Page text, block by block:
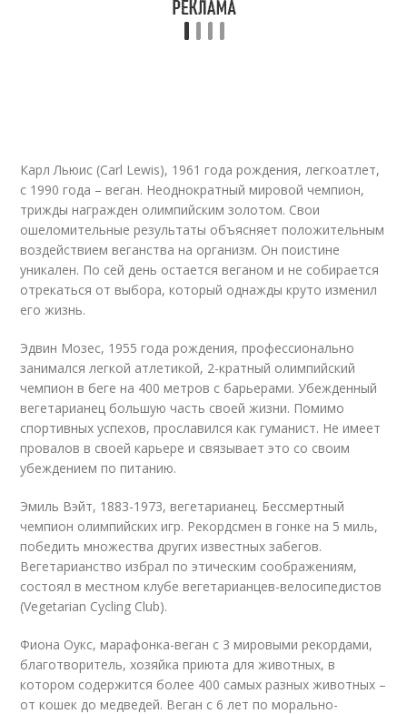
Карл Льюис (Carl Lewis), 1961 года рождения, легкоатлет,
с 1990 года – веган. Неоднократный мировой чемпион,
трижды награжден олимпийским золотом. Свои
ошеломительные результаты объясняет положительным
воздействием веганства на организм. Он поистине
уникален. По сей день остается веганом и не собирается
отрекаться от выбора, который однажды круто изменил
его жизнь.
Эдвин Мозес, 1955 года рождения, профессионально
занимался легкой атлетикой, 2-кратный олимпийский
чемпион в беге на 400 метров с барьерами. Убежденный
вегетарианец большую часть своей жизни. Помимо
спортивных успехов, прославился как гуманист. Не имеет
провалов в своей карьере и связывает это со своим
убеждением по питанию.
Эмиль Вэйт, 1883-1973, вегетарианец. Бессмертный
чемпион олимпийских игр. Рекордсмен в гонке на 5 миль,
победить множества других известных забегов.
Вегетарианство избрал по этическим соображениям,
состоял в местном клубе вегетарианцев-велосипедистов
(Vegetarian Cycling Club).
Фиона Оукс, марафонка-веган с 3 мировыми рекордами,
благотворитель, хозяйка приюта для животных, в
котором содержится более 400 самых разных животных –
от кошек до медведей. Веган с 6 лет по морально-